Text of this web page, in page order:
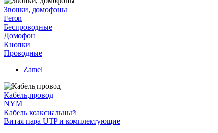
Звонки, домофоны
Feron
Беспроводные
Домофон
Кнопки
Проводные
Zamel
Кабель,провод
NYM
Кабель коаксиальный
Витая пара UTP и комплектующие